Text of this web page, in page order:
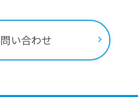
い合わせ